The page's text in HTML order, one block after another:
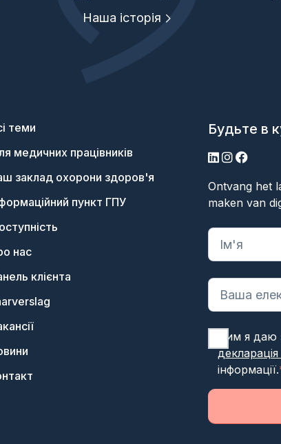
Наша історія
теми
медичних працівників
заклад охорони здоров'я
пункт ГПУ
нас
клієнта
Будьте в
LinkedIn
Інстаграм
Ontvang het
maken van
"*" вказує
Цим я даю
інформації.